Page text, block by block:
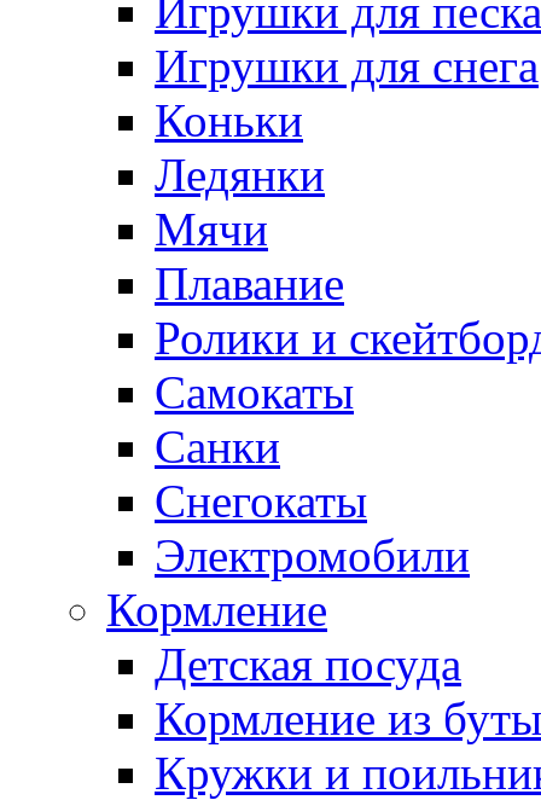
Игрушки для песка
Игрушки для снега
Коньки
Ледянки
Мячи
Плавание
Ролики и
Самокаты
Санки
Снегокаты
Электромобили
Кормление
Детская посуда
Кормление из
Кружки и